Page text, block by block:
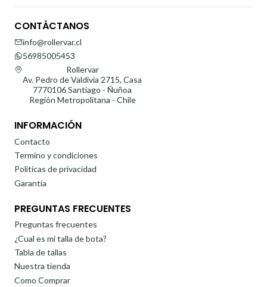
CONTÁCTANOS
info@rollervar.cl
56985005453
Rollervar
Av. Pedro de Valdivia 2715, Casa
7770106 Santiago - Ñuñoa
Región Metropolitana - Chile
INFORMACIÓN
Contacto
Termino y condiciones
Politicas de privacidad
Garantía
PREGUNTAS FRECUENTES
Preguntas frecuentes
¿Cual es mi talla de bota?
Tabla de tallas
Nuestra tienda
Como Comprar